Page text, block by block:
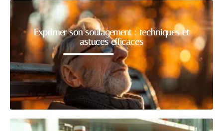
Exprimer son soulagement : techniques et
astuces efficaces